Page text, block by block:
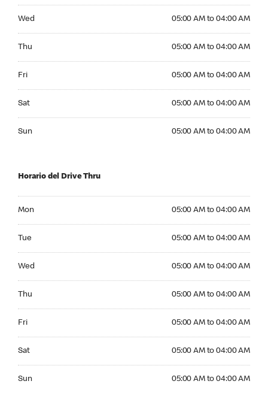
Wed 05:00 AM to 04:00 AM
Thu 05:00 AM to 04:00 AM
Fri 05:00 AM to 04:00 AM
Sat 05:00 AM to 04:00 AM
Sun 05:00 AM to 04:00 AM
Horario del Drive Thru
Mon 05:00 AM to 04:00 AM
Tue 05:00 AM to 04:00 AM
Wed 05:00 AM to 04:00 AM
Thu 05:00 AM to 04:00 AM
Fri 05:00 AM to 04:00 AM
Sat 05:00 AM to 04:00 AM
Sun 05:00 AM to 04:00 AM